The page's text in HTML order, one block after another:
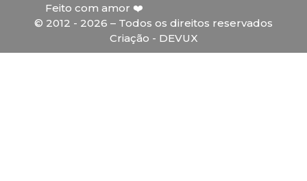
Feito com amor ❤️
© 2012 - 2026 – Todos os direitos reservados
Criação - DEVUX